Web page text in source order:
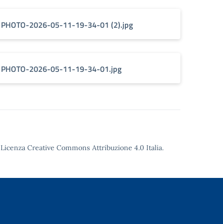
PHOTO-2026-05-11-19-34-01 (2).jpg
PHOTO-2026-05-11-19-34-01.jpg
Licenza Creative Commons Attribuzione 4.0 Italia.